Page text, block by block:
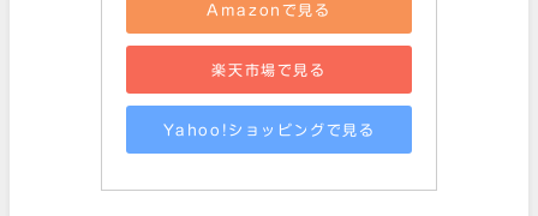
Amazonで見る
楽天市場で見る
Yahoo!ショッピングで見る